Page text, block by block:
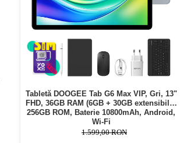
Tabletă DOOGEE Tab G6 Max VIP, Gri, 13"
FHD, 36GB RAM (6GB + 30GB extensibili),
256GB ROM, Baterie 10800mAh, Android,
Wi-Fi
1.599,00 RON